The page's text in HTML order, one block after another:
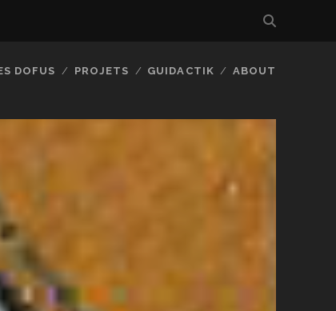
DOFUS PROJETS GUIDACTIK ABOUT